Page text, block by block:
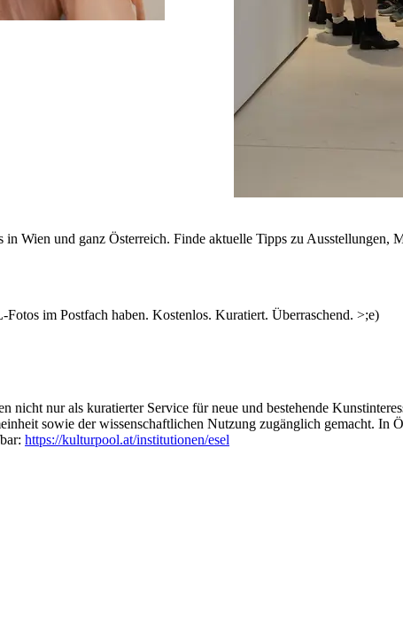
Wien und ganz Österreich. Finde aktuelle Tipps zu Ausstellungen,
im Postfach haben. Kostenlos. Kuratiert. Überraschend. >;e)
nicht nur als kuratierter Service für neue und bestehende
sowie der wissenschaftlichen Nutzung zugänglich gemacht. In
https://kulturpool.at/institutionen/esel